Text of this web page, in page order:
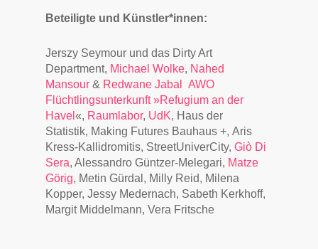
Beteiligte und Künstler*innen:
Jerszy Seymour und das Dirty Art
Department, Michael Wolke, Nahed
Mansour & Redwane Jabal
AWO
Flüchtlingsunterkunft »Refugium an der
Havel«, Raumlabor, UdK, Haus der
Statistik, Making Futures Bauhaus +, Aris
Kress-Kallidromitis, StreetUniverCity,Giò Di
Sera, Alessandro Güntzer-Melegari, Matze
Görig, Metin Gürdal, Milly Reid, Milena
Kopper, Jessy Medernach, Sabeth Kerkhoff,
Margit Middelmann, Vera Fritsche